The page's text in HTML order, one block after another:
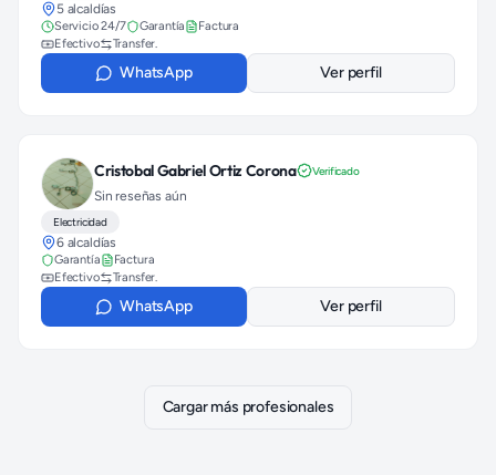
5 alcaldías
Servicio 24/7 Garantía
Factura
Efectivo
Transfer.
WhatsApp Ver perfil
Cristobal Gabriel Ortiz Corona Verificado
Sin reseñas aún
Electricidad
6 alcaldías
Garantía
Factura
Efectivo
Transfer.
WhatsApp Ver perfil
Cargar más profesionales